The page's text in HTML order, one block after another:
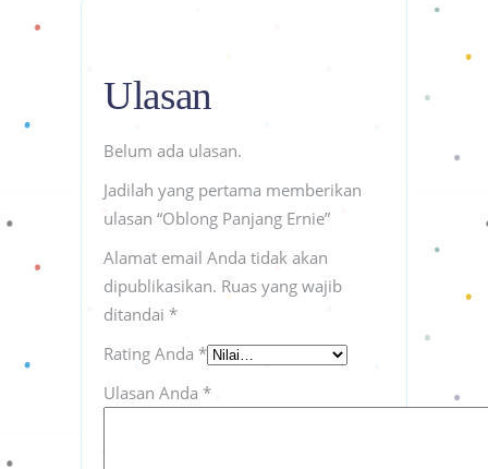
Ulasan
Belum ada ulasan.
Jadilah yang pertama memberikan
ulasan “Oblong Panjang Ernie”
Alamat email Anda tidak akan
dipublikasikan. Ruas yang wajib
ditandai *
Rating Anda *
Ulasan Anda *